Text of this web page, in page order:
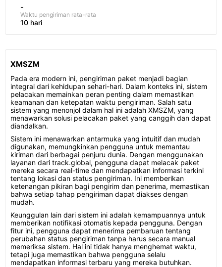
-
Waktu pengiriman rata-rata
10 hari
XMSZM
Pada era modern ini, pengiriman paket menjadi bagian
integral dari kehidupan sehari-hari. Dalam konteks ini, sistem
pelacakan memainkan peran penting dalam memastikan
keamanan dan ketepatan waktu pengiriman. Salah satu
sistem yang menonjol dalam hal ini adalah XMSZM, yang
menawarkan solusi pelacakan paket yang canggih dan dapat
diandalkan.
Sistem ini menawarkan antarmuka yang intuitif dan mudah
digunakan, memungkinkan pengguna untuk memantau
kiriman dari berbagai penjuru dunia. Dengan menggunakan
layanan dari track.global, pengguna dapat melacak paket
mereka secara real-time dan mendapatkan informasi terkini
tentang lokasi dan status pengiriman. Ini memberikan
ketenangan pikiran bagi pengirim dan penerima, memastikan
bahwa setiap tahap pengiriman dapat diakses dengan
mudah.
Keunggulan lain dari sistem ini adalah kemampuannya untuk
memberikan notifikasi otomatis kepada pengguna. Dengan
fitur ini, pengguna dapat menerima pembaruan tentang
perubahan status pengiriman tanpa harus secara manual
memeriksa sistem. Hal ini tidak hanya menghemat waktu,
tetapi juga memastikan bahwa pengguna selalu
mendapatkan informasi terbaru yang mereka butuhkan.